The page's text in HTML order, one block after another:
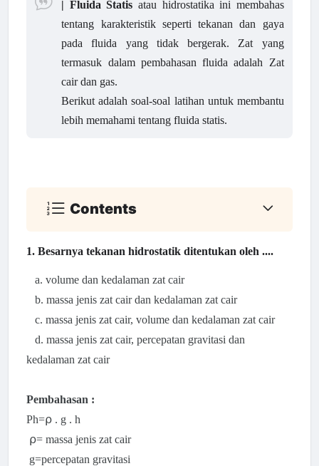
| Fluida Statis atau hidrostatika ini membahas
tentang karakteristik seperti tekanan dan gaya
pada fluida yang tidak bergerak. Zat yang
termasuk dalam pembahasan fluida adalah Zat
cair dan gas.
Berikut adalah soal-soal latihan untuk membantu
lebih memahami tentang fluida statis.
Contents
1. Besarnya tekanan hidrostatik ditentukan oleh ....
a. volume dan kedalaman zat cair
b. massa jenis zat cair dan kedalaman zat cair
c. massa jenis zat cair, volume dan kedalaman zat cair
d. massa jenis zat cair, percepatan gravitasi dan
kedalaman zat cair
Pembahasan :
Ph=⍴ . g . h
⍴= massa jenis zat cair
g=percepatan gravitasi